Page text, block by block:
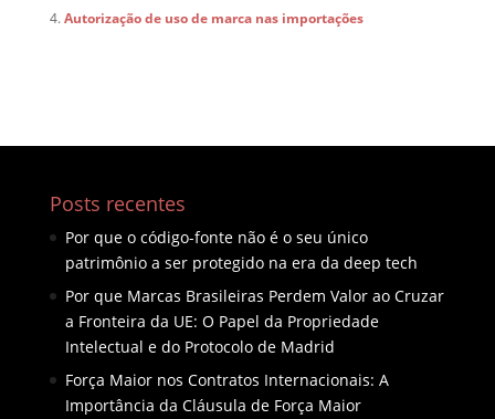
Autorização de uso de marca nas importações
Posts recentes
Por que o código-fonte não é o seu único
patrimônio a ser protegido na era da deep tech
Por que Marcas Brasileiras Perdem Valor ao Cruzar
a Fronteira da UE: O Papel da Propriedade
Intelectual e do Protocolo de Madrid
Força Maior nos Contratos Internacionais: A
Importância da Cláusula de Força Maior